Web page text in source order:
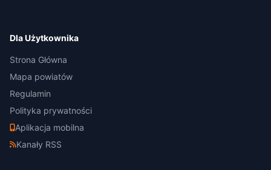
Dla Użytkownika
Strona Główna
Mapa powiatów
Regulamin
Polityka prywatności
Aplikacja mobilna
Kanały RSS